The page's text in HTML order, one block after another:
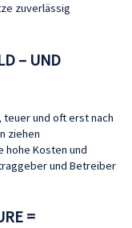
zuverlässig
– UND
und oft erst nach
ziehen
hohe Kosten und
und Betreiber
=